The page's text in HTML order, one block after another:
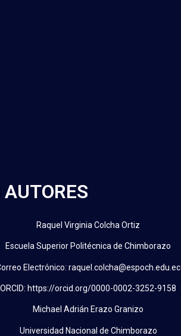
Raquel Virginia Colcha Ortiz
Escuela Superior Politécnica de Chimborazo
Electrónico: raquel.colcha@espoch.edu.ec
ORCID: https://orcid.org/0000-0002-3252-9158
Michael Adrián Erazo Granizo
Universidad Nacional de Chimborazo